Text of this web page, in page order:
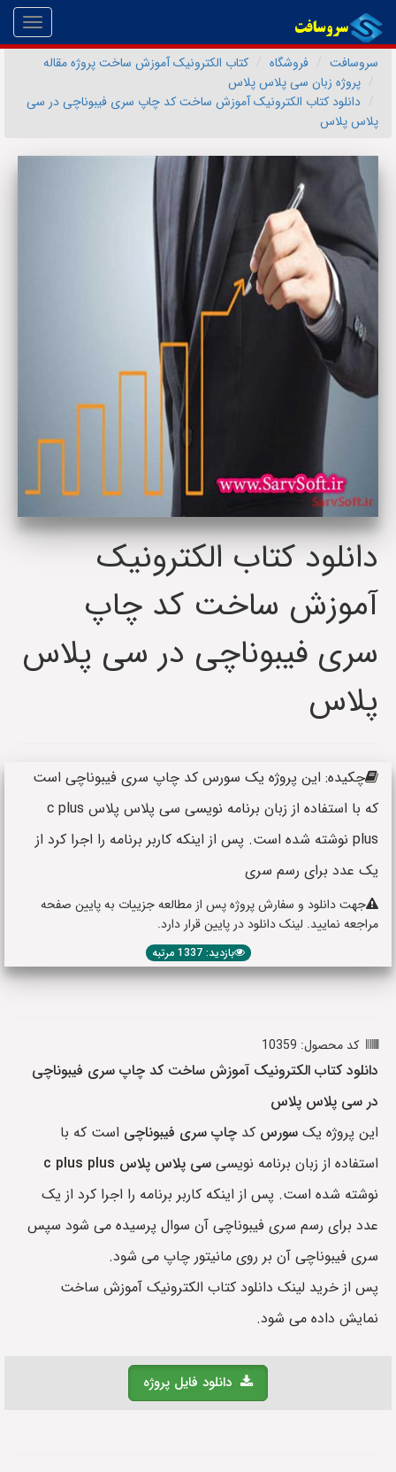
سروسافت
فروشگاه
کتاب الکترونیک آموزش ساخت پروژه مقاله
پروژه زبان سی پلاس پلاس
دانلود کتاب الکترونیک آموزش ساخت کد چاپ سری فیبوناچی در سی
پلاس پلاس
دانلود کتاب الکترونیک
آموزش ساخت کد چاپ
سری فیبوناچی در سی پلاس
پلاس
چکیده: این پروژه یک سورس کد چاپ سری فیبوناچی است
که با استفاده از زبان برنامه نویسی سی پلاس پلاس c plus
plus نوشته شده است. پس از اینکه کاربر برنامه را اجرا کرد از
یک عدد برای رسم سری
جهت دانلود و سفارش پروژه پس از مطالعه جزییات به پایین صفحه
مراجعه نمایید. لینک دانلود در پایین قرار دارد.
بازدید: 1337 مرتبه
کد محصول: 10359
دانلود کتاب الکترونیک آموزش ساخت کد چاپ سری فیبوناچی
در سی پلاس پلاس
این پروژه یک سورس کد چاپ سری فیبوناچی است که با
استفاده از زبان برنامه نویسی سی پلاس پلاس c plus plus
نوشته شده است. پس از اینکه کاربر برنامه را اجرا کرد از یک
عدد برای رسم سری فیبوناچی آن سوال پرسیده می شود سپس
سری فیبوناچی آن بر روی مانیتور چاپ می شود.
پس از خرید لینک دانلود کتاب الکترونیک آموزش ساخت
نمایش داده می شود.
دانلود فایل پروژه